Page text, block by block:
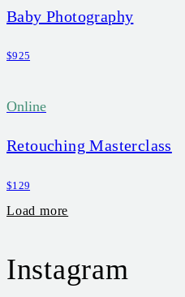
Baby Photography
$925
Online
Retouching Masterclass
$129
Load more
Instagram